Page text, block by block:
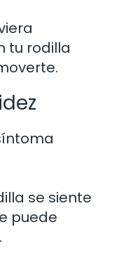
tu rodilla
se siente
puede